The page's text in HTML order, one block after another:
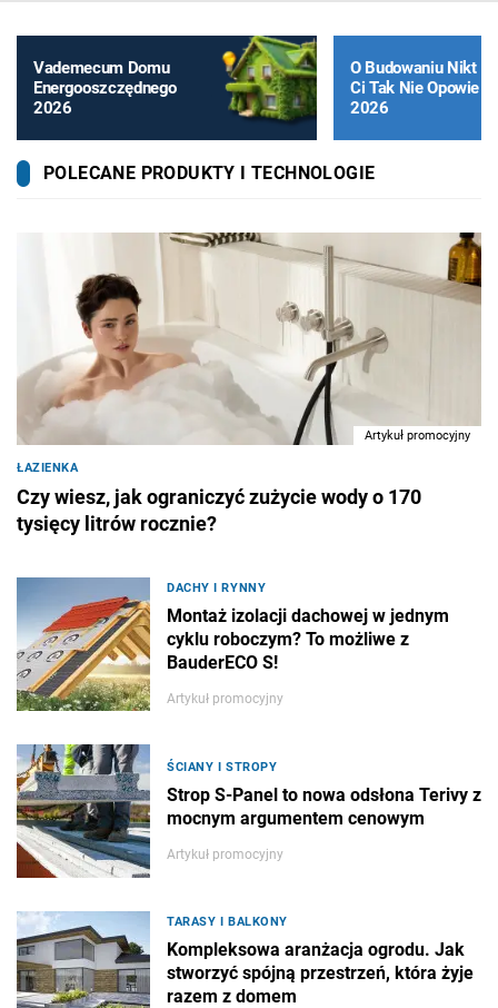
Vademecum Domu
Energooszczędnego
2026
O Budowaniu Nikt
Ci Tak Nie Opowie
2026
POLECANE PRODUKTY I TECHNOLOGIE
Artykuł promocyjny
ŁAZIENKA
Czy wiesz, jak ograniczyć zużycie wody o 170
tysięcy litrów rocznie?
DACHY I RYNNY
Montaż izolacji dachowej w jednym
cyklu roboczym? To możliwe z
BauderECO S!
Artykuł promocyjny
ŚCIANY I STROPY
Strop S-Panel to nowa odsłona Terivy z
mocnym argumentem cenowym
Artykuł promocyjny
TARASY I BALKONY
Kompleksowa aranżacja ogrodu. Jak
stworzyć spójną przestrzeń, która żyje
razem z domem